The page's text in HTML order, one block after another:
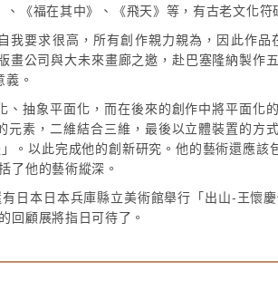
、《福在其中》、《飛天》等，有古老文化符
我要求很高，所有創作親力親為，因此作
畫公司與大未來畫廊之邀，赴巴塞隆納製作
。
、抽象平面化，而在後來的創作中將平面化
元素，二維結合三維，最後以立體裝置的方
以此完成他的創新研究。他的藝術還應該
了他的藝術縱深。
日本日本兵庫縣立美術館舉行「出山-王懷
回顧展將指日可待了。